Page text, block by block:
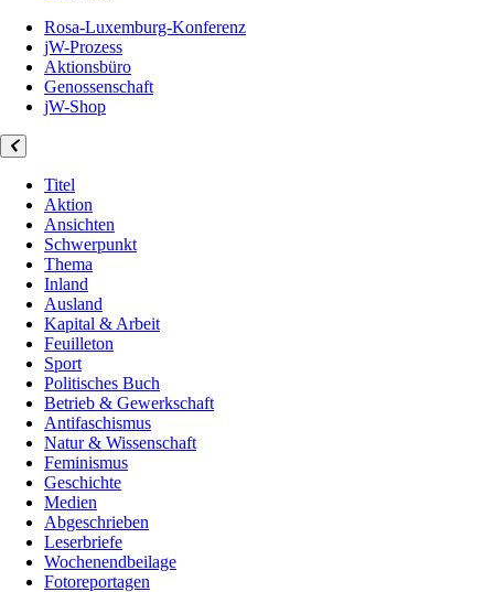
Rosa-Luxemburg-Konferenz
jW-Prozess
Aktionsbüro
Genossenschaft
jW-Shop
Titel
Aktion
Ansichten
Schwerpunkt
Thema
Inland
Ausland
Kapital & Arbeit
Feuilleton
Sport
Politisches Buch
Betrieb & Gewerkschaft
Antifaschismus
Natur & Wissenschaft
Feminismus
Geschichte
Medien
Abgeschrieben
Leserbriefe
Wochenendbeilage
Fotoreportagen